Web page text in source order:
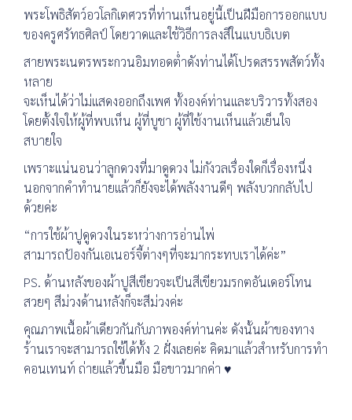
พระโพธิสัตว์อวโลกิเตศวรที่ท่านเห็นอยู่นี้เป็นฝีมือการออกแบบ
ของครูศรัทธศิลป์ โดยวาดและใช้วิธีการลงสีในแบบธิเบต
สายพระเนตรพระกวนอิมทอดต่ำดังท่านได้โปรดสรรพสัตว์ทั้ง
หลาย
จะเห็นได้ว่าไม่แสดงออกถึงเพศ ทั้งองค์ท่านและบริวารทั้งสอง
โดยตั้งใจให้ผู้ที่พบเห็น ผู้ที่บูชา ผู้ที่ใช้งานเห็นแล้วเย็นใจ
สบายใจ
เพราะแน่นอนว่าลูกดวงที่มาดูดวง ไม่กังวลเรื่องใดก็เรื่องหนึ่ง
นอกจากคำทำนายแล้วก็ยังจะได้พลังงานดีๆ พลังบวกกลับไป
ด้วยค่ะ
“การใช้ผ้าปูดูดวงในระหว่างการอ่านไพ่
สามารถป้องกันเอเนอร์จี้ต่างๆที่จะมากระทบเราได้ค่ะ”
PS. ด้านหลังของผ้าปูสีเขียวจะเป็นสีเขียวมรกตอันเดอร์โทน
สวยๆ สีม่วงด้านหลังก็จะสีม่วงค่ะ
คุณภาพเนื้อผ้าเดียวกันกับภาพองค์ท่านค่ะ ดังนั้นผ้าของทาง
ร้านเราจะสามารถใช้ได้ทั้ง 2 ฝั่งเลยค่ะ คิดมาแล้วสำหรับการทำ
คอนเทนท์ ถ่ายแล้วขึ้นมือ มือขาวมากค่า ♥